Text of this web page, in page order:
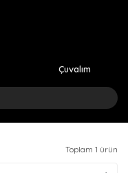
Çuvalım
Toplam 1 ürün